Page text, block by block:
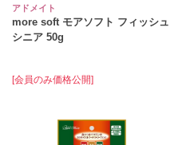
アドメイト
more soft モアソフト フィッシュ
シニア 50g
[会員のみ価格公開]